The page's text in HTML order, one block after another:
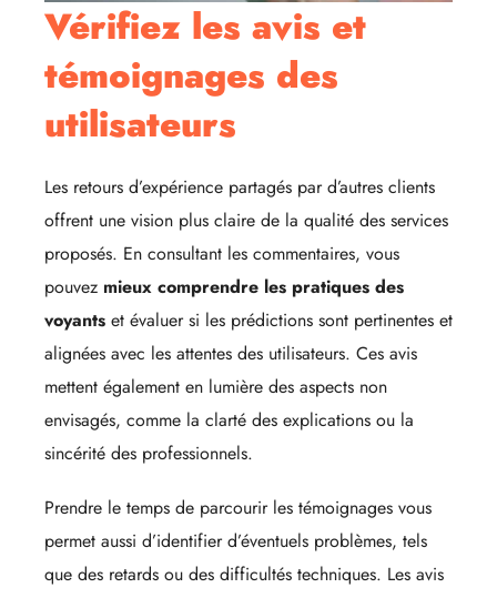
Vérifiez les avis et
témoignages des
utilisateurs
Les retours d’expérience partagés par d’autres clients
offrent une vision plus claire de la qualité des services
proposés. En consultant les commentaires, vous
pouvez mieux comprendre les pratiques des
voyants et évaluer si les prédictions sont pertinentes et
alignées avec les attentes des utilisateurs. Ces avis
mettent également en lumière des aspects non
envisagés, comme la clarté des explications ou la
sincérité des professionnels.
Prendre le temps de parcourir les témoignages vous
permet aussi d’identifier d’éventuels problèmes, tels
que des retards ou des difficultés techniques. Les avis